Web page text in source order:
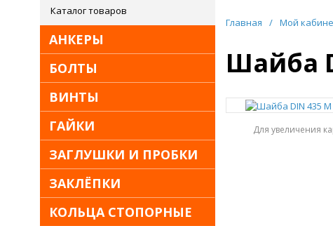
Каталог товаров
АНКЕРЫ
БОЛТЫ
ВИНТЫ
ГАЙКИ
ЗАГЛУШКИ И ПРОБКИ
ЗАКЛЁПКИ
КОЛЬЦА СТОПОРНЫЕ
Главная / Мой
Шайба
Для увеличения